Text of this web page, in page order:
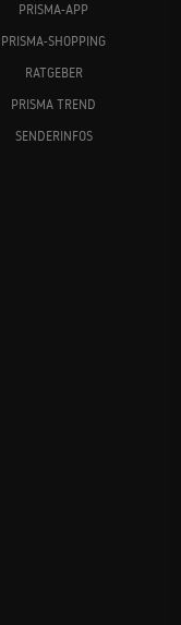
PRISMA-APP
PRISMA-SHOPPING
RATGEBER
PRISMA TREND
SENDERINFOS